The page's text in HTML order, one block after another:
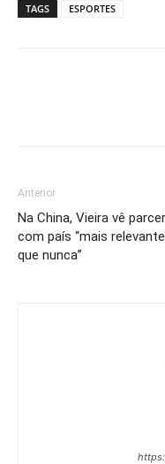
TAGS ESPORTES
Anterior
Na China, Vieira vê
com país “mais
que nunca”